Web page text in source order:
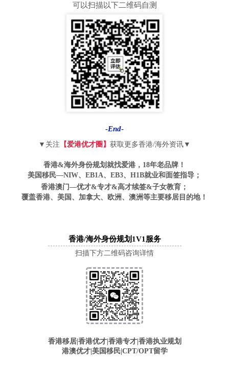
可以扫描以下二维码自测
-End-
▼关注 【爱港优才圈】 获取更多香港/海外资讯▼
香港&海外身份规划就找爱港，18年老品牌！
美国移民—NIW、EB1A、EB3、H1B就业和面签指导；
香港澳门—优才&专才&高才续签&子女教育 ；
覆盖香港、美国、加拿大、欧洲、澳洲等主要移居目的地！
香港/海外身份规划1V1服务
扫描下方二维码咨询详情
香港移居| 香港优才|香港专才|香港执业规划
港澳优才| 美国移民| CPT/OPT留学